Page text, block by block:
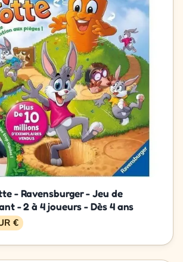
- Ravensburger - Jeu de
- 2 à 4 joueurs - Dès 4 ans
€